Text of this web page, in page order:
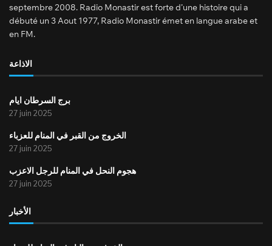
septembre 2008. Radio Monastir est forte d’une histoire qui a
débuté un 3 Aout 1977, Radio Monastir émet en langue arabe et
en FM.
الاذاعة
برج السرطان ايام
27 juin 2025
الخروج من القبر في المنام للعزباء
27 juin 2025
هجوم النحل في المنام للرجل الاعزب
27 juin 2025
الأخبار